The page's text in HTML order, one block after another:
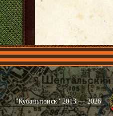
Главная Имена
"Кубаньпоиск" 2013 — 2026